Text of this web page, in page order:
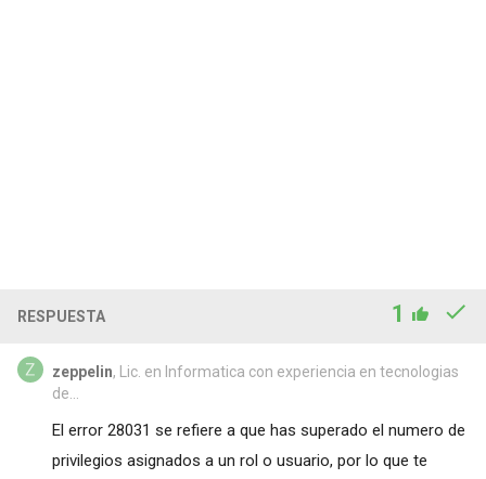
RESPUESTA 1
zeppelin, Lic. en Informatica con experiencia en tecnologias
de...
El error 28031 se refiere a que has superado el numero de
privilegios asignados a un rol o usuario, por lo que te